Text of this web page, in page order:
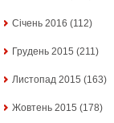
Січень 2016 (112)
Грудень 2015 (211)
Листопад 2015 (163)
Жовтень 2015 (178)